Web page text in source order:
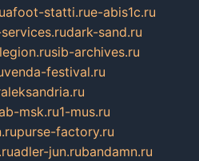
uafoot-statti.rue-abis1c.ru
dark-sand.ru
sib-archives.ru
venda-festival.ru
msk.ru1-mus.ru
purse-factory.ru
adler-jun.rubandamn.ru